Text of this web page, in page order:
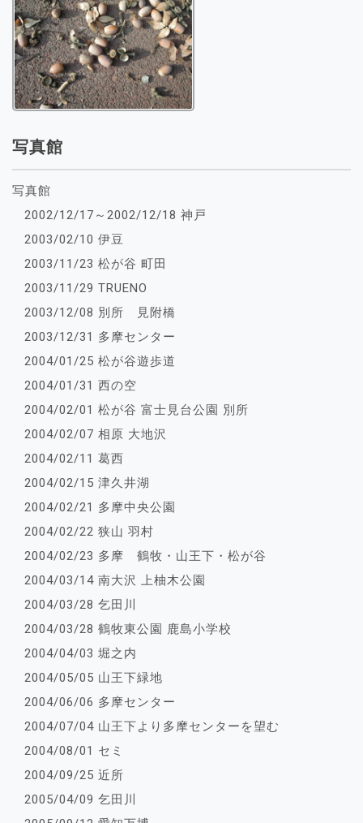
写真館
写真館
2002/12/17～2002/12/18 神戸
2003/02/10 伊豆
2003/11/23 松が谷 町田
2003/11/29 TRUENO
2003/12/08 別所 見附橋
2003/12/31 多摩センター
2004/01/25 松が谷遊歩道
2004/01/31 西の空
2004/02/01 松が谷 富士見台公園 別所
2004/02/07 相原 大地沢
2004/02/11 葛西
2004/02/15 津久井湖
2004/02/21 多摩中央公園
2004/02/22 狭山 羽村
2004/02/23 多摩 鶴牧・山王下・松が谷
2004/03/14 南大沢 上柚木公園
2004/03/28 乞田川
2004/03/28 鶴牧東公園 鹿島小学校
2004/04/03 堀之内
2004/05/05 山王下緑地
2004/06/06 多摩センター
2004/07/04 山王下より多摩センターを望む
2004/08/01 セミ
2004/09/25 近所
2005/04/09 乞田川